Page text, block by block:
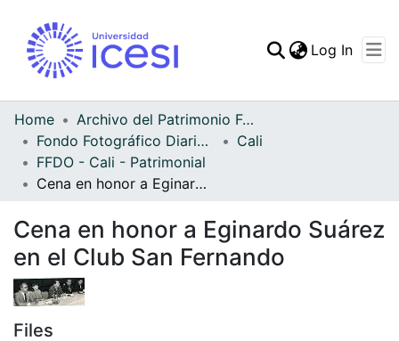
Statistics
Log In
Home
Archivo del Patrimonio Fotográfico y Fílmico del Valle del Cauca
Fondo Fotográfico Diario Occidente
Cali
FFDO - Cali - Patrimonial
Cena en honor a Eginardo Suárez en el Club San Fernando
Cena en honor a Eginardo Suárez
en el Club San Fernando
Files